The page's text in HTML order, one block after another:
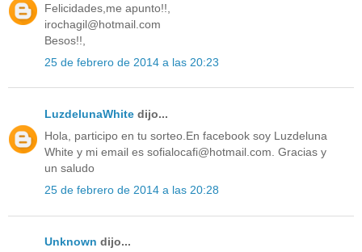
Felicidades,me apunto!!,
irochagil@hotmail.com
Besos!!,
25 de febrero de 2014 a las 20:23
LuzdelunaWhite dijo...
Hola, participo en tu sorteo.En facebook soy Luzdeluna
White y mi email es sofialocafi@hotmail.com. Gracias y
un saludo
25 de febrero de 2014 a las 20:28
Unknown dijo...